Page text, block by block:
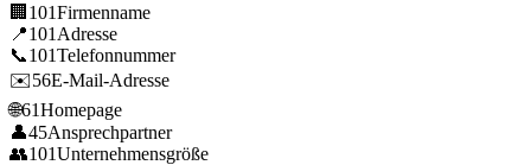
🏢 101Firmenname
📍101 Adresse
📞101Telefonnummer
✉️56E-Mail-Adresse
🌐61Homepage
👤45Ansprechpartner
👥101Unternehmensgröße